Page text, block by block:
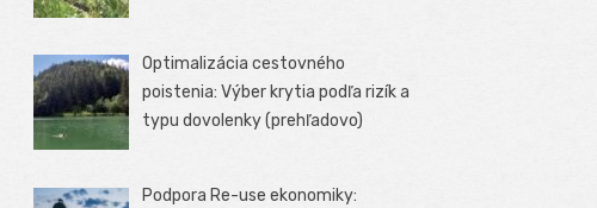
Optimalizácia cestovného
poistenia: Výber krytia podľa rizík a
typu dovolenky (prehľadovo)
Podpora Re-use ekonomiky: